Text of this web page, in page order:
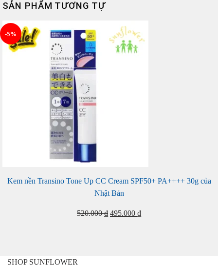
SẢN PHẨM TƯƠNG TỰ
-5%
Kem nền Transino Tone Up CC Cream SPF50+ PA++++ 30g của
Nhật Bản
520.000₫ Giá
495.000 ₫Giá
SHOP SUNFLOWER